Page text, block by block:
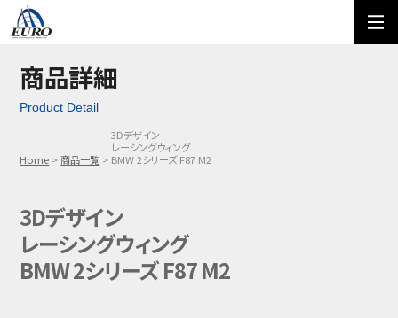
ご利用方法
メール問い合わせ
03-5674-7742
商品詳細
Product Detail
Home 商品一覧
3Dデザイン
レーシングウィング
BMW 2シリーズ F87 M2
3Dデザイン
レーシングウィング
BMW 2シリーズ F87 M2